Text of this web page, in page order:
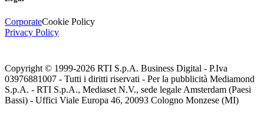
CorporateCookie Policy
Privacy Policy
Copyright © 1999-2026 RTI S.p.A. Business Digital - P.Iva
03976881007 - Tutti i diritti riservati - Per la pubblicità Mediamond
S.p.A. - RTI S.p.A., Mediaset N.V., sede legale Amsterdam (Paesi
Bassi) - Uffici Viale Europa 46, 20093 Cologno Monzese (MI)